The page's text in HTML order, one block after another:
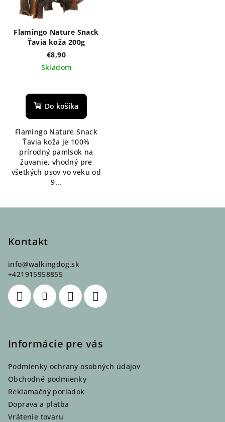
Flamingo Nature Snack
Ťavia koža 200g
€8,90
Skladom
Do košíka
Flamingo Nature Snack
Ťavia koža je 100%
prírodný pamlsok na
žuvanie, vhodný pre
všetkých psov vo veku od
9...
Kontakt
info@walkingdog.sk
+421915958855
Informácie pre vás
Podmienky ochrany osobných údajov
Obchodné podmienky
Reklamačný poriadok
Doprava a platba
Vrátenie tovaru